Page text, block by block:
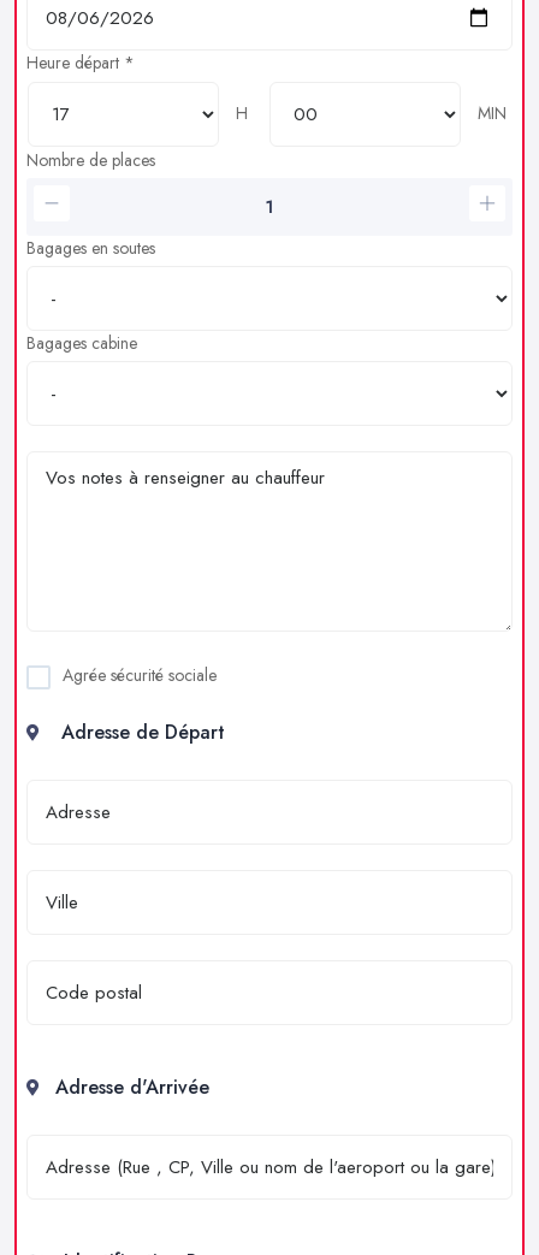
Heure départ *
H
MIN
Nombre de places
Bagages en soutes
Bagages cabine
Agrée sécurité sociale
Adresse de Départ
Adresse d'Arrivée